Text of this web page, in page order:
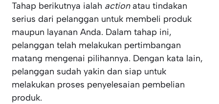
Tahap berikutnya ialah actionatau tindakan
serius dari pelanggan untuk membeli produk
maupun layanan Anda. Dalam tahap ini,
pelanggan telah melakukan pertimbangan
matang mengenai pilihannya. Dengan kata lain,
pelanggan sudah yakin dan siap untuk
melakukan proses penyelesaian pembelian
produk.